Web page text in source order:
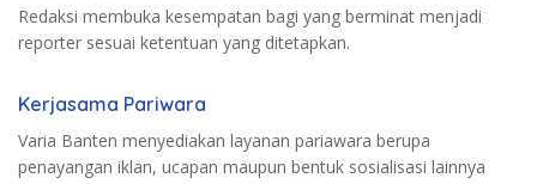
Redaksi membuka kesempatan bagi yang berminat menjadi
reporter sesuai ketentuan yang ditetapkan.
Kerjasama Pariwara
Varia Banten menyediakan layanan pariawara berupa
penayangan iklan, ucapan maupun bentuk sosialisasi lainnya